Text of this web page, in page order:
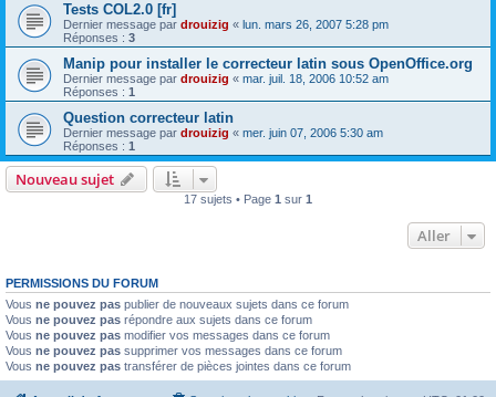
Tests COL2.0 [fr]
Dernier message par drouizig « lun. mars 26, 2007 5:28 pm
Réponses : 3
Manip pour installer le correcteur latin sous OpenOffice.org
Dernier message par drouizig « mar. juil. 18, 2006 10:52 am
Réponses : 1
Question correcteur latin
Dernier message par drouizig « mer. juin 07, 2006 5:30 am
Réponses : 1
Nouveau sujet
17 sujets • Page 1 sur 1
Aller
PERMISSIONS DU FORUM
Vous ne pouvez pas publier de nouveaux sujets dans ce forum
Vous ne pouvez pas répondre aux sujets dans ce forum
Vous ne pouvez pas modifier vos messages dans ce forum
Vous ne pouvez pas supprimer vos messages dans ce forum
Vous ne pouvez pas transférer de pièces jointes dans ce forum